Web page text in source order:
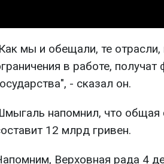
мы и обещали, те
в работе,
- сказал он.
напомнил, что
12 млрд гривен.
Верховная рада 4